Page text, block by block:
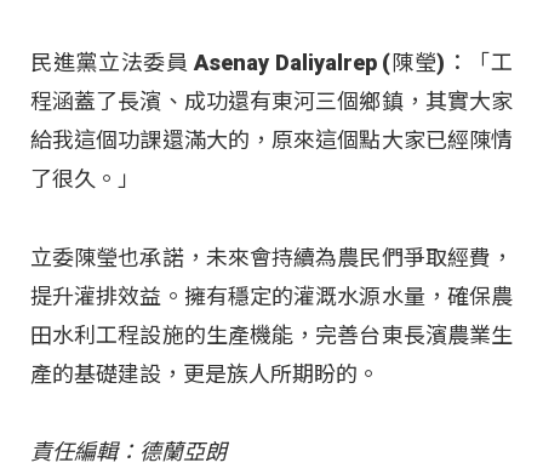
民進黨立法委員 Asenay Daliyalrep (陳瑩)：「工
程涵蓋了長濱、成功還有東河三個鄉鎮，其實大家
給我這個功課還滿大的，原來這個點大家已經陳情
了很久。」
立委陳瑩也承諾，未來會持續為農民們爭取經費，
提升灌排效益。擁有穩定的灌溉水源水量，確保農
田水利工程設施的生產機能，完善台東長濱農業生
產的基礎建設，更是族人所期盼的。
責任編輯：德蘭亞朗